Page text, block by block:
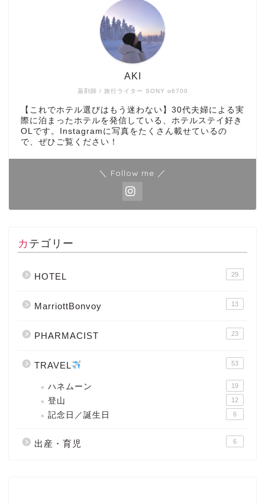
薬剤師 / 旅行ライター SONY α6700
AKI
【これでホテル選びはもう迷わない】30代夫婦による実
際に泊まったホテルを発信している、ホテルステイ好き
OLです。Instagramに写真をたくさん載せているの
で、ぜひご覧ください！
＼ Follow me ／
カテゴリー
HOTEL 29
MarriottBonvoy 13
PHARMACIST 23
TRAVEL 53
ハネムーン 19
登山 12
記念日／誕生日 6
出産・育児 6